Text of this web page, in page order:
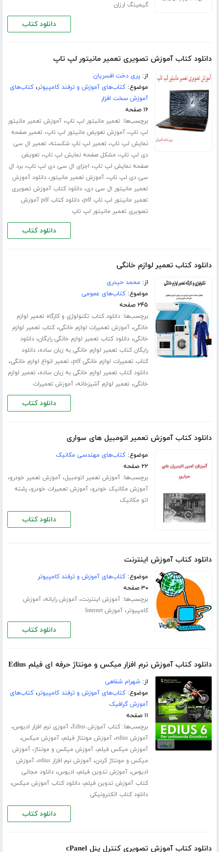
گیمینگ ارزان
دانلود کتاب
دانلود کتاب آموزش تصویری تعمیر مانیتور لپ تاپ
از:پری دخت افسریان
موضوع:کتاب‌های آموزش و ترفند کامپیوتر،کتاب‌های
آموزش سخت افزار
۱۶ صفحه
برچسب‌ها: تعمیر مانیتور لپ تاپ،آموزش تعمیر مانیتور
لپ تاپ،آموزش تعویض مانیتور لپ تاپ، تعمیر صفحه
نمایش لپ تاپ، تعمیر لپ تاپ شکسته، تعمیر ال سی
دی لپ تاپ، مشکل صفحه نمایش لپ تاپ، تعویض
صفحه نمایش لپ تاپ، اجزای ال سی دی لپ تاپ،برد ال
سی دی لپ تاپ،آموزش تعمیر مانیتور،دانلود آموزش
تعمیر مانیتور ال سی دی،دانلود کتاب آموزش تصویری
تعمیر مانیتور لپ تاپ pdf
،
دانلود کتاب pdf آموزش
تصویری تعمیر مانیتور لپ تاپ
دانلود کتاب
دانلود کتاب تعمیر لوازم خانگی
از: محمد حیدری
موضوع:کتاب‌های عمومی
۲۴۵ صفحه
برچسب‌ها:دانلود کتاب تکنولوژی و کارگاه تعمیر لوازم
خانگی،آموزش تعمیرات لوازم خانگی،کتاب تعمیر لوازم
خانگی،دانلود کتاب تعمیر لوازم خانگی رایگان،دانلود
رایگان کتاب تعمیر لوازم خانگی به زبان ساده،دانلود
کتاب تعمیرات لوازم خانگی pdf
، تعمیر انواع لوازم خانگی،
دانلود کتاب تعمیر لوازم خانگی به زبان ساده، تعمیر لوازم
خانگی، تعمیر لوازم آشپزخانه،آموزش تعمیرات
دانلود کتاب
دانلود کتاب آموزش تعمیر اتومبیل های سواری
موضوع:کتاب‌های مهندسی مکانیک
۲۲ صفحه
برچسب‌ها:آموزش تعمیر اتومبیل،آموزش تعمیر خودرو،
آموزش مکانیک خودرو،آموزش تعمیرات خودرو،رشته
اتو مکانیک
دانلود کتاب
دانلود کتاب آموزش اینترنت
موضوع:کتاب‌های آموزش و ترفند کامپیوتر
۳۰ صفحه
برچسب‌ها:آموزش اینترنت،آموزش رایانه،آموزش
کامپیوتر،آموزش Internet
دانلود کتاب
دانلود کتاب آموزش نرم افزار میکس و مونتاژ حرفه ای فیلم Edius
از:شهرام شفاهی
موضوع:کتاب‌های آموزش و ترفند کامپیوتر،کتاب‌های
آموزش گرافیک
۱۱ صفحه
برچسب‌ها:کتاب آموزش Edius ،آموزی نرم افزار ادیوس،
آموزش edius ،آموزش مونتاژ فیلم،آموزش میکس،
آموزش میکس فیلم،آموزش میکس و مونتاژ،آموزش
میکس و مونتاژ کردن،آموزش نرم افزار edius ،آموزش
ادیوس،آموزش تدوین فیلم، ادیوس،دانلود مجانی
کتاب آموزش تدوین فیلم،دانلود کتاب آموزش میکس،
دانلود کتاب الکترونیکی
دانلود کتاب
دانلود کتاب آموزش تصویری کنترل پنل cPanel